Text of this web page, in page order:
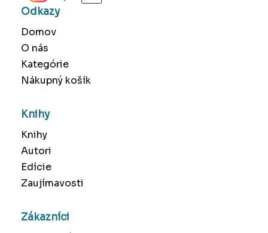
Odkazy
Domov
O nás
Kategórie
Nákupný košík
Knihy
Knihy
Autori
Edície
Zaujímavosti
Zákazníci